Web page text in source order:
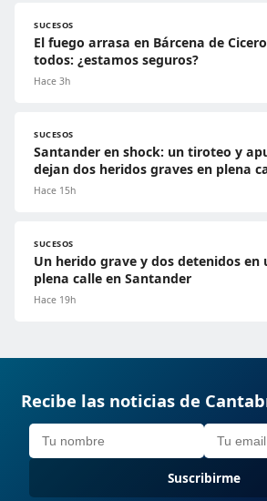
SUCESOS
El fuego arrasa en Bárcena de
todos: ¿estamos seguros?
Hace 3h
SUCESOS
Santander en shock: un tiroteo y
dejan dos heridos graves en plena
Hace 15h
SUCESOS
Un herido grave y dos detenidos en
plena calle en Santander
Hace 19h
Recibe las noticias de
Suscribirme